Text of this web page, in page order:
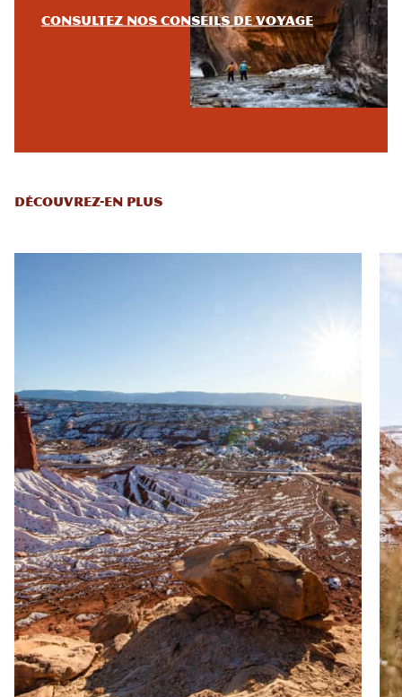
Consultez nos conseils de voyage
DÉCOUVREZ-EN PLUS